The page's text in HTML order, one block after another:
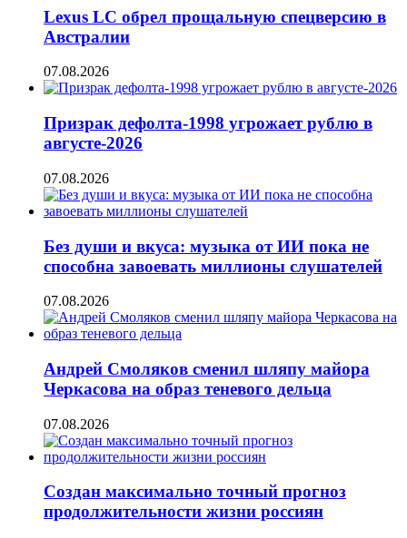
Lexus LC обрел прощальную спецверсию в
Австралии
07.08.2026
Призрак дефолта-1998 угрожает рублю в
августе-2026
07.08.2026
Без души и вкуса: музыка от ИИ пока не
способна завоевать миллионы слушателей
07.08.2026
Андрей Смоляков сменил шляпу майора
Черкасова на образ теневого дельца
07.08.2026
Создан максимально точный прогноз
продолжительности жизни россиян